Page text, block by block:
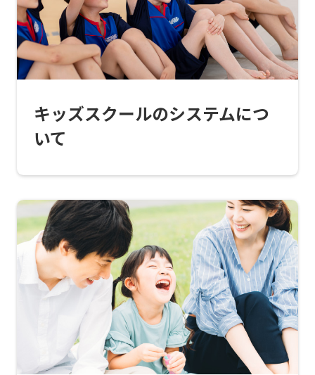
キッズスクールのシステムにつ
いて
page.
However,
if
you
use
an
the
Japanese
version
of
this
website
will